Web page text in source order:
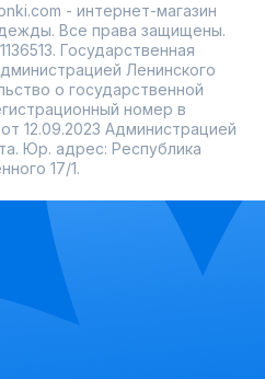
- интернет-магазин
Все права защищены.
Государственная
Ленинского
о государственной
номер в
12.09.2023 Администрацией
Юр. адрес: Республика
17/1.